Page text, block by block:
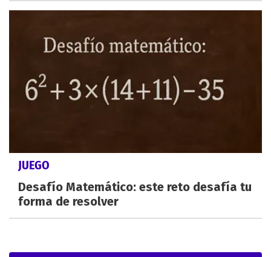
JUEGO
Desafío Matemático: este reto desafía tu
forma de resolver